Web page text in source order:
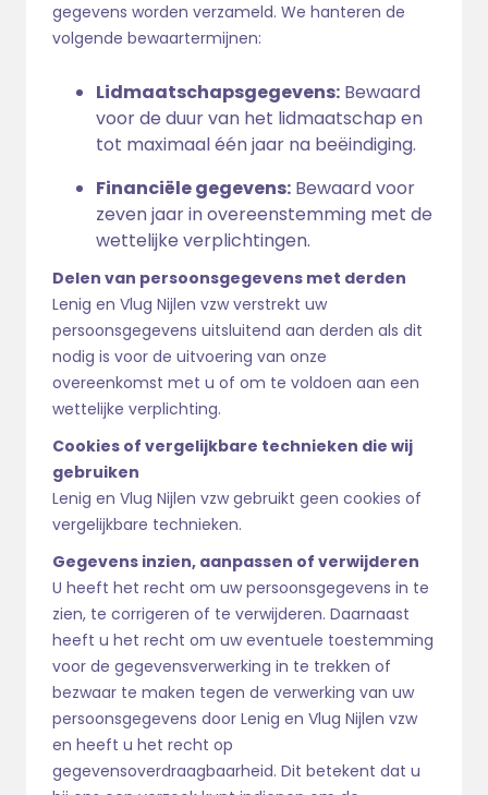
gegevens worden verzameld. We hanteren de
volgende bewaartermijnen:
Lidmaatschapsgegevens: Bewaard
voor de duur van het lidmaatschap en
tot maximaal één jaar na beëindiging.
Financiële gegevens: Bewaard voor
zeven jaar in overeenstemming met de
wettelijke verplichtingen.
Delen van persoonsgegevens met derden
Lenig en Vlug Nijlen vzw verstrekt uw
persoonsgegevens uitsluitend aan derden als dit
nodig is voor de uitvoering van onze
overeenkomst met u of om te voldoen aan een
wettelijke verplichting.
Cookies of vergelijkbare technieken die wij
gebruiken
Lenig en Vlug Nijlen vzw gebruikt geen cookies of
vergelijkbare technieken.
Gegevens inzien, aanpassen of verwijderen
U heeft het recht om uw persoonsgegevens in te
zien, te corrigeren of te verwijderen. Daarnaast
heeft u het recht om uw eventuele toestemming
voor de gegevensverwerking in te trekken of
bezwaar te maken tegen de verwerking van uw
persoonsgegevens door Lenig en Vlug Nijlen vzw
en heeft u het recht op
gegevensoverdraagbaarheid. Dit betekent dat u